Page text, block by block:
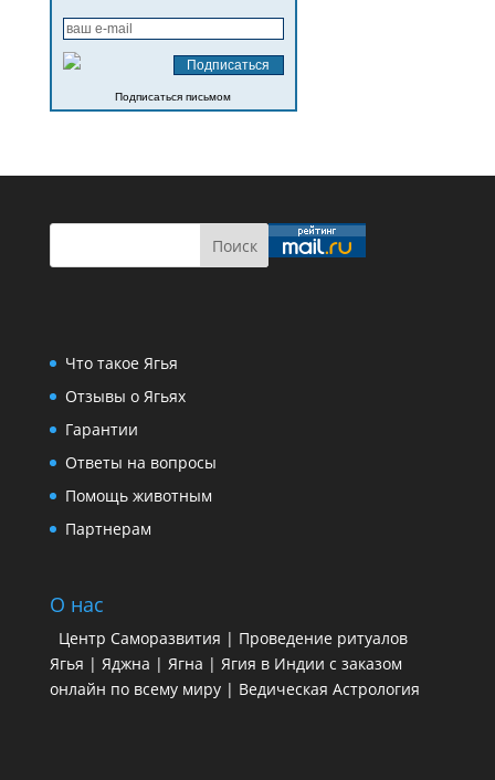
Подписаться письмом
Что такое Ягья
Отзывы о Ягьях
Гарантии
Ответы на вопросы
Помощь животным
Партнерам
О нас
Центр Саморазвития | Проведение ритуалов
Ягья | Яджна | Ягна | Ягия в Индии с заказом
онлайн по всему миру | Ведическая Астрология